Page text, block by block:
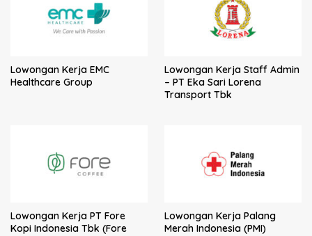
Lowongan Kerja EMC
Healthcare Group
Lowongan Kerja Staff Admin
– PT Eka Sari Lorena
Transport Tbk
Lowongan Kerja PT Fore
Kopi Indonesia Tbk (Fore
Lowongan Kerja Palang
Merah Indonesia (PMI)